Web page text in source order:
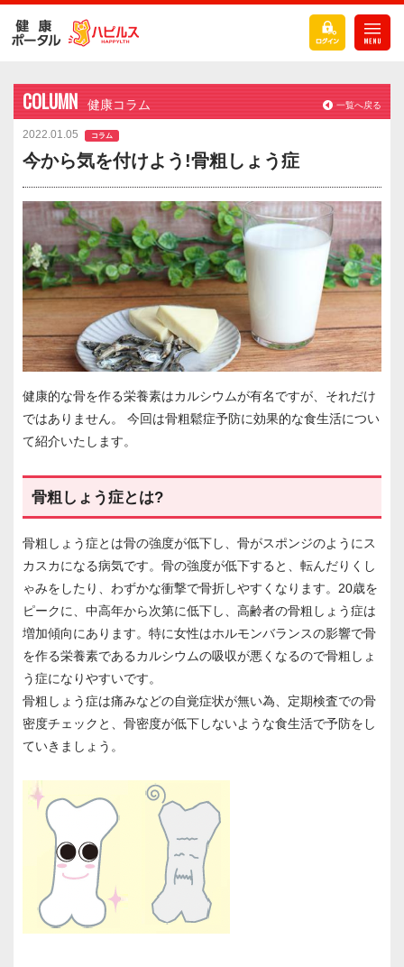
COLUMN 健康コラム 一覧へ戻る
2022.01.05 コラム
今から気を付けよう!骨粗しょう症
健康的な骨を作る栄養素はカルシウムが有名ですが、それだけ
ではありません。 今回は骨粗鬆症予防に効果的な食生活につい
て紹介いたします。
骨粗しょう症とは?
骨粗しょう症とは骨の強度が低下し、骨がスポンジのようにス
カスカになる病気です。骨の強度が低下すると、転んだりくし
ゃみをしたり、わずかな衝撃で骨折しやすくなります。20歳を
ピークに、中高年から次第に低下し、高齢者の骨粗しょう症は
増加傾向にあります。特に女性はホルモンバランスの影響で骨
を作る栄養素であるカルシウムの吸収が悪くなるので骨粗しょ
う症になりやすいです。
骨粗しょう症は痛みなどの自覚症状が無い為、定期検査での骨
密度チェックと、骨密度が低下しないような食生活で予防をし
ていきましょう。